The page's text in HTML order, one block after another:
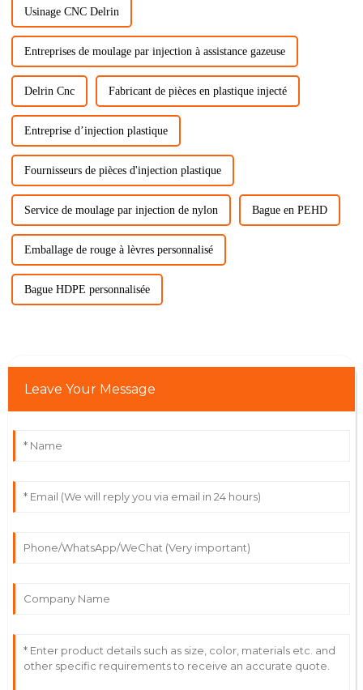
Usinage CNC Delrin
Entreprises de moulage par injection à assistance gazeuse
Delrin Cnc Fabricant de pièces en plastique injecté
Entreprise d’injection plastique
Fournisseurs de pièces d'injection plastique
Service de moulage par injection de nylon Bague en PEHD
Emballage de rouge à lèvres personnalisé
Bague HDPE personnalisée
Leave Your Message